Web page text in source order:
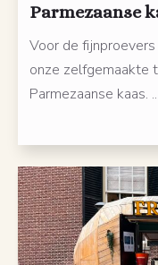
Parmezaanse
Voor de
onze zelfgemaakte
Parmezaanse kaas. ...